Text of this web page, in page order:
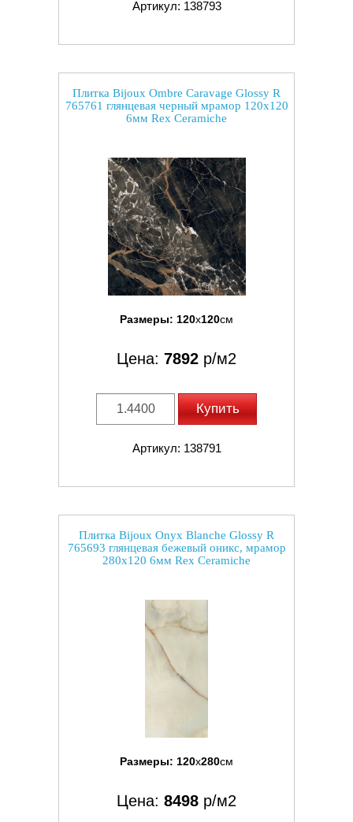
Артикул: 138793
Плитка Bijoux Ombre Caravage Glossy R
765761 глянцевая черный мрамор 120x120
6мм Rex Ceramiche
Размеры: 120x120см
Цена: 7892 р/м2
Купить
Артикул: 138791
Плитка Bijoux Onyx Blanche Glossy R
765693 глянцевая бежевый оникс, мрамор
280x120 6мм Rex Ceramiche
Размеры: 120x280см
Цена: 8498 р/м2